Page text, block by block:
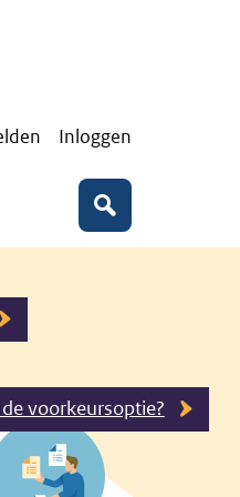
Inloggen
Zoeken
voorkeursoptie?